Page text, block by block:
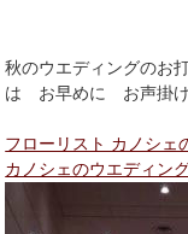
秋のウエディングのお
は お早めに お声掛け
フローリスト カノシェ
カノシェのウエディン